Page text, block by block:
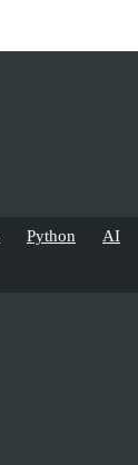
Python AI